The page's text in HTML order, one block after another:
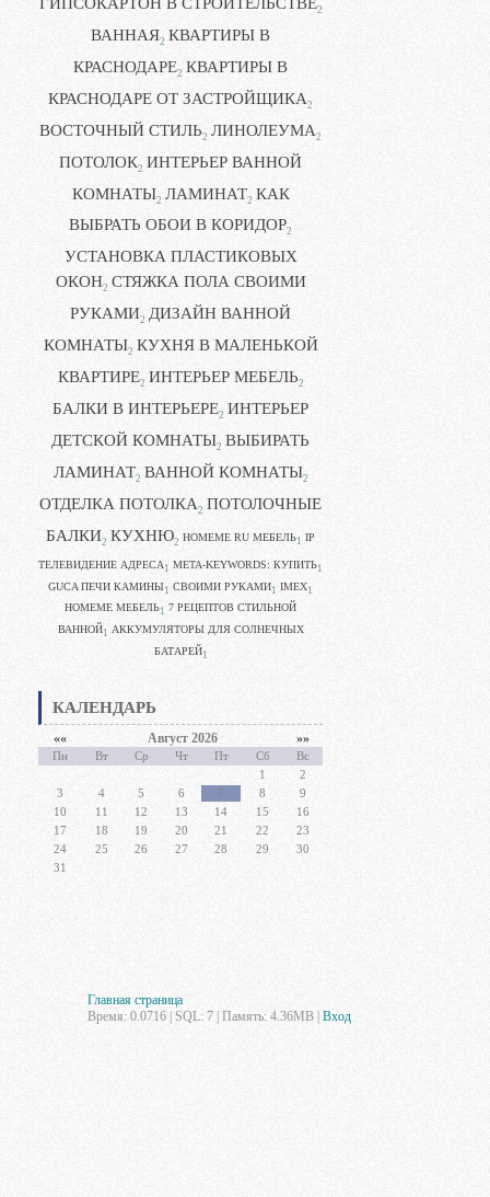
2
ВАННАЯ2 КВАРТИРЫ В
КРАСНОДАРЕ2 КВАРТИРЫ В
КРАСНОДАРЕ ОТ ЗАСТРОЙЩИКА2
ВОСТОЧНЫЙ СТИЛЬ2 ЛИНОЛЕУМА2
ПОТОЛОК2 ИНТЕРЬЕР ВАННОЙ
КОМНАТЫ2 ЛАМИНАТ2 КАК
ВЫБРАТЬ ОБОИ В КОРИДОР2
УСТАНОВКА ПЛАСТИКОВЫХ
ОКОН2 СТЯЖКА ПОЛА СВОИМИ
РУКАМИ2 ДИЗАЙН ВАННОЙ
КОМНАТЫ2 КУХНЯ В МАЛЕНЬКОЙ
КВАРТИРЕ2 ИНТЕРЬЕР МЕБЕЛЬ2
БАЛКИ В ИНТЕРЬЕРЕ2 ИНТЕРЬЕР
ДЕТСКОЙ КОМНАТЫ2 ВЫБИРАТЬ
ЛАМИНАТ2 ВАННОЙ КОМНАТЫ2
ОТДЕЛКА ПОТОЛКА2 ПОТОЛОЧНЫЕ
БАЛКИ2 КУХНЮ2 HOMEME RU МЕБЕЛЬ1 IP
ТЕЛЕВИДЕНИЕ АДРЕСА 1 META-KEYWORDS: КУПИТЬ1
GUCA ПЕЧИ КАМИНЫ1 CВОИМИ РУКАМИ1 IMEX1
HOMEME МЕБЕЛЬ1 7 РЕЦЕПТОВ СТИЛЬНОЙ
ВАННОЙ1 АККУМУЛЯТОРЫ ДЛЯ СОЛНЕЧНЫХ
БАТАРЕЙ1
КАЛЕНДАРЬ
«« Август 2026 »»
Пн Вт Ср Чт Пт Сб
Вс
1
2
3
4 5 6 7 8
9
10
11 12 13 14 15
16
17
18 19 20 21 22
23
24
25 26 27 28 29
30
31
Главная страница
Время: 0.0716 | SQL: 7 | Память: 4.36MB Вход